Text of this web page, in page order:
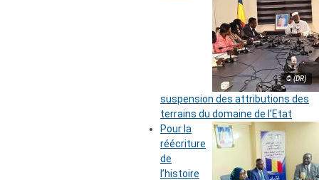
© (DR)
suspension des attributions des
terrains du domaine de l’Etat
Pour la
réécriture
de
l’histoire